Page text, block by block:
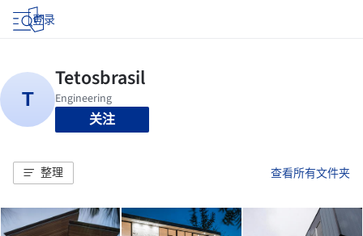
登录
关注
整理 查看所有文件夹